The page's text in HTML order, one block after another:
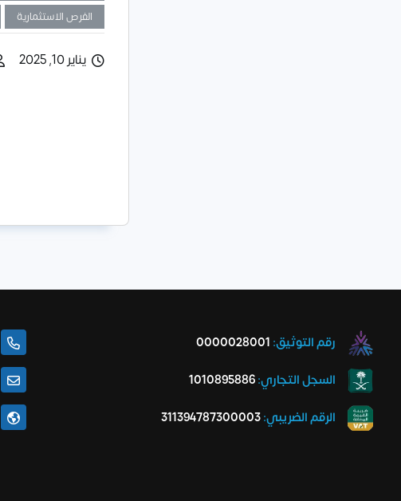
الفرص الاستثمارية
يناير 10, 2025
رقم التوثيق: 0000028001
السجل التجاري:1010895886
الرقم الضريبي:311394787300003